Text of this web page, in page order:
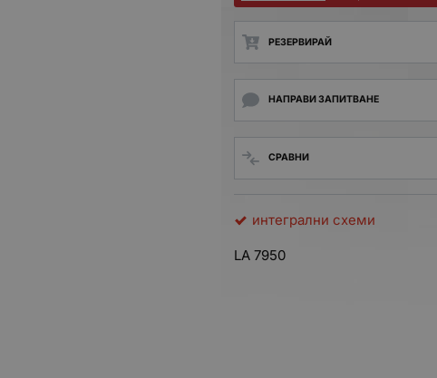
РЕЗЕРВИРАЙ
НАПРАВИ ЗАПИТВАНЕ
СРАВНИ
интегрални схеми
LA 7950